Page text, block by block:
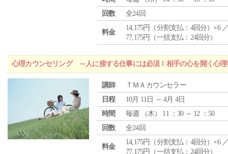
回数
全24回
料金
14,175円（分割支払：4回分）×6
77,175円（一括支払：24回分）
心理カウンセリング ～人に接する仕事には必須！相手の心を開く心理
講師
ＴＭＡカウンセラー
日程
10月 11日 ～ 4月 4日
時間
毎週 （木） 11 ：30 ～ 12 ：50
回数
全24回
料金
14,175円（分割支払：4回分）×6
77,175円（一括支払：24回分）